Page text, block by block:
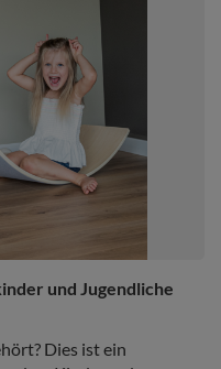
und Jugendliche
Dies ist ein